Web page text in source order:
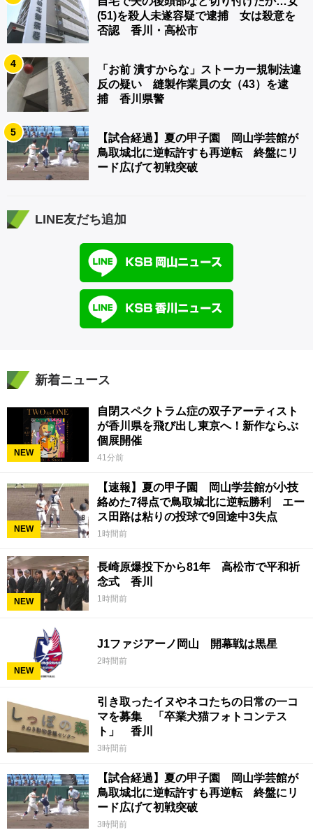
(51)を殺人未遂容疑で逮捕 女は殺意を
否認 香川・高松市
4
「お前 潰すからな」ストーカー規制法違
反の疑い 縫製作業員の女（43）を逮
捕 香川県警
5
【試合経過】夏の甲子園 岡山学芸館が
鳥取城北に逆転許すも再逆転 終盤にリ
ード広げて初戦突破
LINE友だち追加
新着ニュース
NEW
自閉スペクトラム症の双子アーティスト
が香川県を飛び出し東京へ！新作ならぶ
個展開催
41分前
NEW
【速報】夏の甲子園 岡山学芸館が小技
絡めた7得点で鳥取城北に逆転勝利 エー
ス田路は粘りの投球で9回途中3失点
1時間前
NEW
長崎原爆投下から81年 高松市で平和祈
念式 香川
1時間前
NEW
J1ファジアーノ岡山 開幕戦は黒星
2時間前
引き取ったイヌやネコたちの日常の一コ
マを募集 「卒業犬猫フォトコンテス
ト」 香川
3時間前
【試合経過】夏の甲子園 岡山学芸館が
鳥取城北に逆転許すも再逆転 終盤にリ
ード広げて初戦突破
3時間前